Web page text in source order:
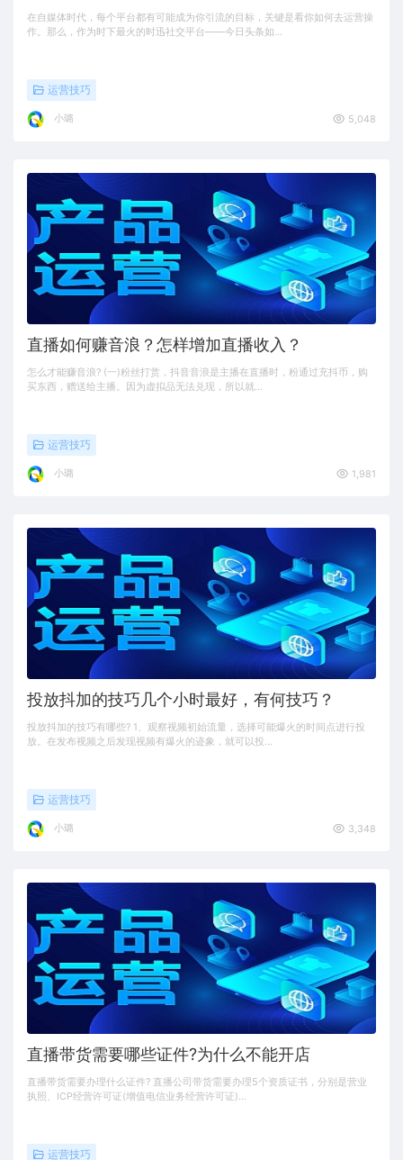
在自媒体时代，每个平台都有可能成为你引流的目标，关键是看你如何去运营操
作。那么，作为时下最火的时迅社交平台——今日头条如…
运营技巧
小璐 5,048
直播如何赚音浪？怎样增加直播收入？
怎么才能赚音浪? (一)粉丝打赏，抖音音浪是主播在直播时，粉通过充抖币，购
买东西，赠送给主播。因为虚拟品无法兑现，所以就…
运营技巧
小璐 1,981
投放抖加的技巧几个小时最好，有何技巧？
投放抖加的技巧有哪些? 1、观察视频初始流量，选择可能爆火的时间点进行投
放。在发布视频之后发现视频有爆火的迹象，就可以投…
运营技巧
小璐 3,348
直播带货需要哪些证件?为什么不能开店
直播带货需要办理什么证件? 直播公司带货需要办理5个资质证书，分别是营业
执照、ICP经营许可证(增值电信业务经营许可证)…
运营技巧